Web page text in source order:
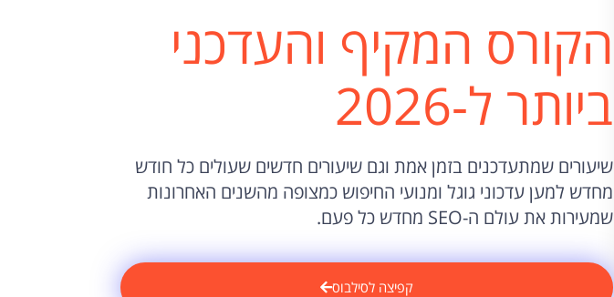
הקורס המקיף והעדכני
ביותר ל-2026
שיעורים שמתעדכנים בזמן אמת וגם שיעורים חדשים שעולים כל חודש
מחדש למען עדכוני גוגל ומנועי החיפוש כמצופה מהשנים האחרונות
שמעירות את עולם ה-SEO מחדש כל פעם.
קפיצה לסילבוס